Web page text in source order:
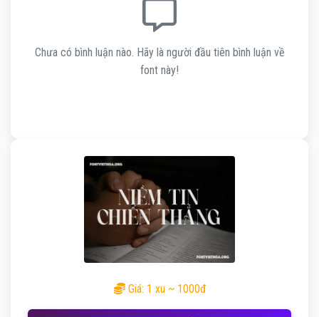
Chưa có bình luận nào. Hãy là người đầu tiên bình luận về
font này!
Giá: 1 xu ~ 1000đ